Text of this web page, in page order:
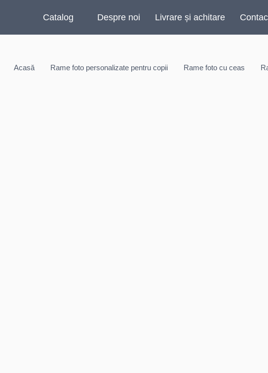
Catalog Despre noi Livrare și achitare
Acasă Rame foto personalizate pentru copii Rame foto cu ceas